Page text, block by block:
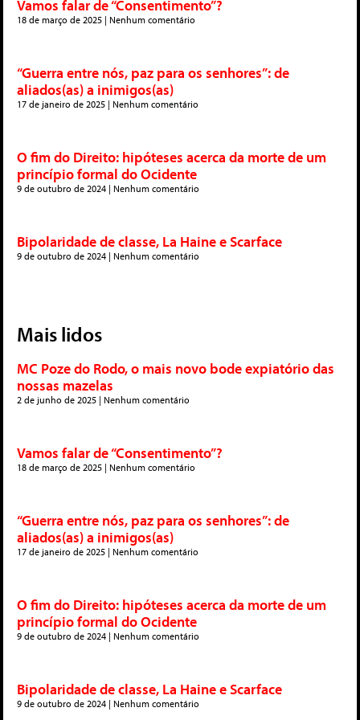
Vamos falar de “Consentimento”?
18 de março de 2025 Nenhum comentário
“Guerra entre nós, paz para os senhores”: de
aliados(as) a inimigos(as)
17 de janeiro de 2025 Nenhum comentário
O fim do Direito: hipóteses acerca da morte de um
princípio formal do Ocidente
9 de outubro de 2024 Nenhum comentário
Bipolaridade de classe, La Haine e Scarface
9 de outubro de 2024 Nenhum comentário
Mais lidos
MC Poze do Rodo, o mais novo bode expiatório das
nossas mazelas
2 de junho de 2025 Nenhum comentário
Vamos falar de “Consentimento”?
18 de março de 2025 Nenhum comentário
“Guerra entre nós, paz para os senhores”: de
aliados(as) a inimigos(as)
17 de janeiro de 2025 Nenhum comentário
O fim do Direito: hipóteses acerca da morte de um
princípio formal do Ocidente
9 de outubro de 2024 Nenhum comentário
Bipolaridade de classe, La Haine e Scarface
9 de outubro de 2024 Nenhum comentário